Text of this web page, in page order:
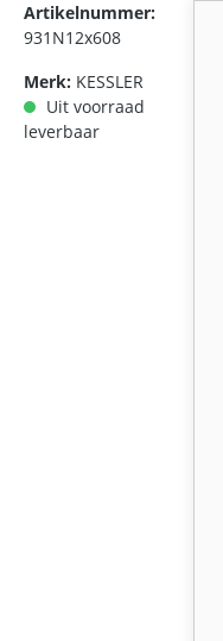
Artikelnummer:
931N12x608
Merk: KESSLER
Uit voorraad
leverbaar